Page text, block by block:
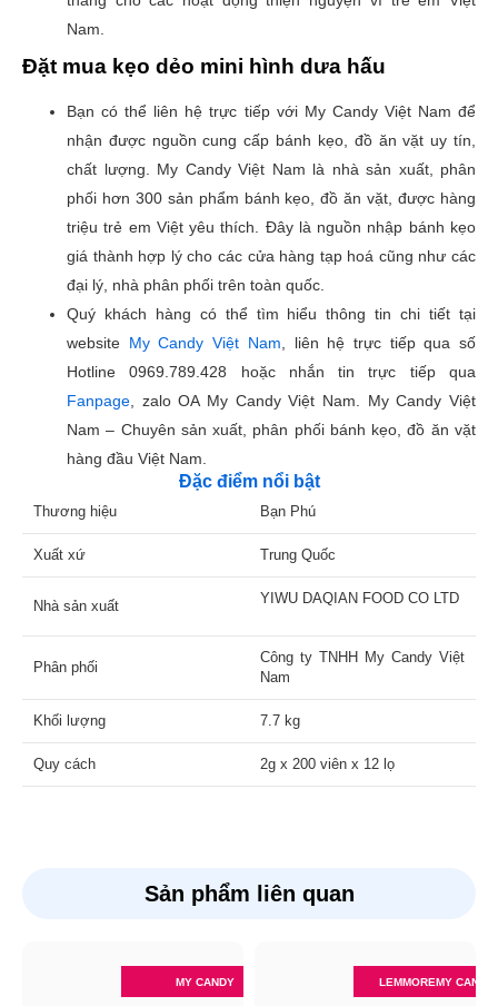
Nam.
Đặt mua kẹo dẻo mini hình dưa hấu
Bạn có thể liên hệ trực tiếp với My Candy Việt Nam để
nhận được nguồn cung cấp bánh kẹo, đồ ăn vặt uy tín,
chất lượng. My Candy Việt Nam là nhà sản xuất, phân
phối hơn 300 sản phẩm bánh kẹo, đồ ăn vặt, được hàng
triệu trẻ em Việt yêu thích. Đây là nguồn nhập bánh kẹo
giá thành hợp lý cho các cửa hàng tạp hoá cũng như các
đại lý, nhà phân phối trên toàn quốc.
Quý khách hàng có thể tìm hiểu thông tin chi tiết tại
website My Candy Việt Nam , liên hệ trực tiếp qua số
Hotline 0969.789.428 hoặc nhắn tin trực tiếp qua
Fanpage , zalo OA My Candy Việt Nam. My Candy Việt
Nam – Chuyên sản xuất, phân phối bánh kẹo, đồ ăn vặt
hàng đầu Việt Nam.
Đặc điểm nổi bật
Thương hiệu Bạn Phú
Xuất xứ Trung Quốc
Nhà sản xuất YIWU DAQIAN FOOD CO LTD
Phân phối
Công ty TNHH My Candy Việt
Nam
Khối lượng 7.7 kg
Quy cách 2g x 200 viên x 12 lọ
Sản phẩm liên quan
MY CANDY LEMMOREMY CANDY